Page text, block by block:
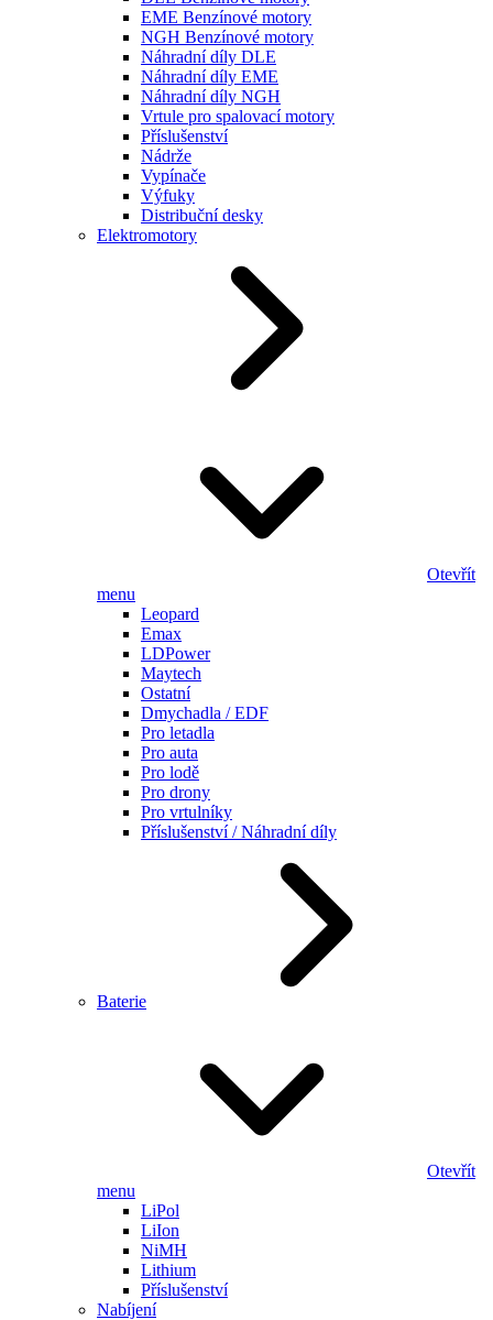
EME Benzínové motory
NGH Benzínové motory
Náhradní díly DLE
Náhradní díly EME
Náhradní díly NGH
Vrtule pro spalovací motory
Příslušenství
Nádrže
Vypínače
Výfuky
Distribuční desky
Elektromotory
Otevřít
menu
Leopard
Emax
LDPower
Maytech
Ostatní
Dmychadla / EDF
Pro letadla
Pro auta
Pro lodě
Pro drony
Pro vrtulníky
Příslušenství / Náhradní díly
Baterie
Otevřít
menu
LiPol
LiIon
NiMH
Lithium
Příslušenství
Nabíjení